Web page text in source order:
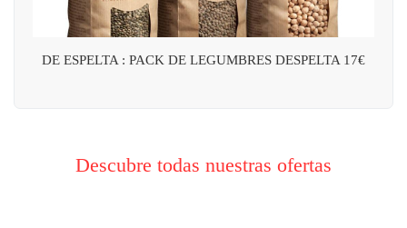
DE ESPELTA : PACK DE LEGUMBRES DESPELTA 17€
Descubre todas nuestras ofertas